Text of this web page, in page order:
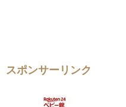
スポンサーリンク